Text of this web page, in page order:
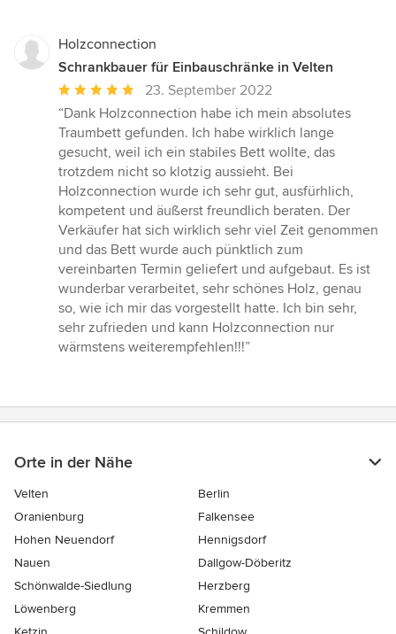
Holzconnection
Schrankbauer für Einbauschränke in Velten
Durchschnittliche
Bewertung:
5
von
5
Sternen
23. September 2022
“Dank Holzconnection habe ich mein absolutes
Traumbett gefunden. Ich habe wirklich lange
gesucht, weil ich ein stabiles Bett wollte, das
trotzdem nicht so klotzig aussieht. Bei
Holzconnection wurde ich sehr gut, ausfürhlich,
kompetent und äußerst freundlich beraten. Der
Verkäufer hat sich wirklich sehr viel Zeit genommen
und das Bett wurde auch pünktlich zum
vereinbarten Termin geliefert und aufgebaut. Es ist
wunderbar verarbeitet, sehr schönes Holz, genau
so, wie ich mir das vorgestellt hatte. Ich bin sehr,
sehr zufrieden und kann Holzconnection nur
wärmstens weiterempfehlen!!!”
Orte in der Nähe
Velten
Berlin
Oranienburg
Falkensee
Hohen Neuendorf
Hennigsdorf
Nauen
Dallgow-Döberitz
Schönwalde-Siedlung
Herzberg
Löwenberg
Kremmen